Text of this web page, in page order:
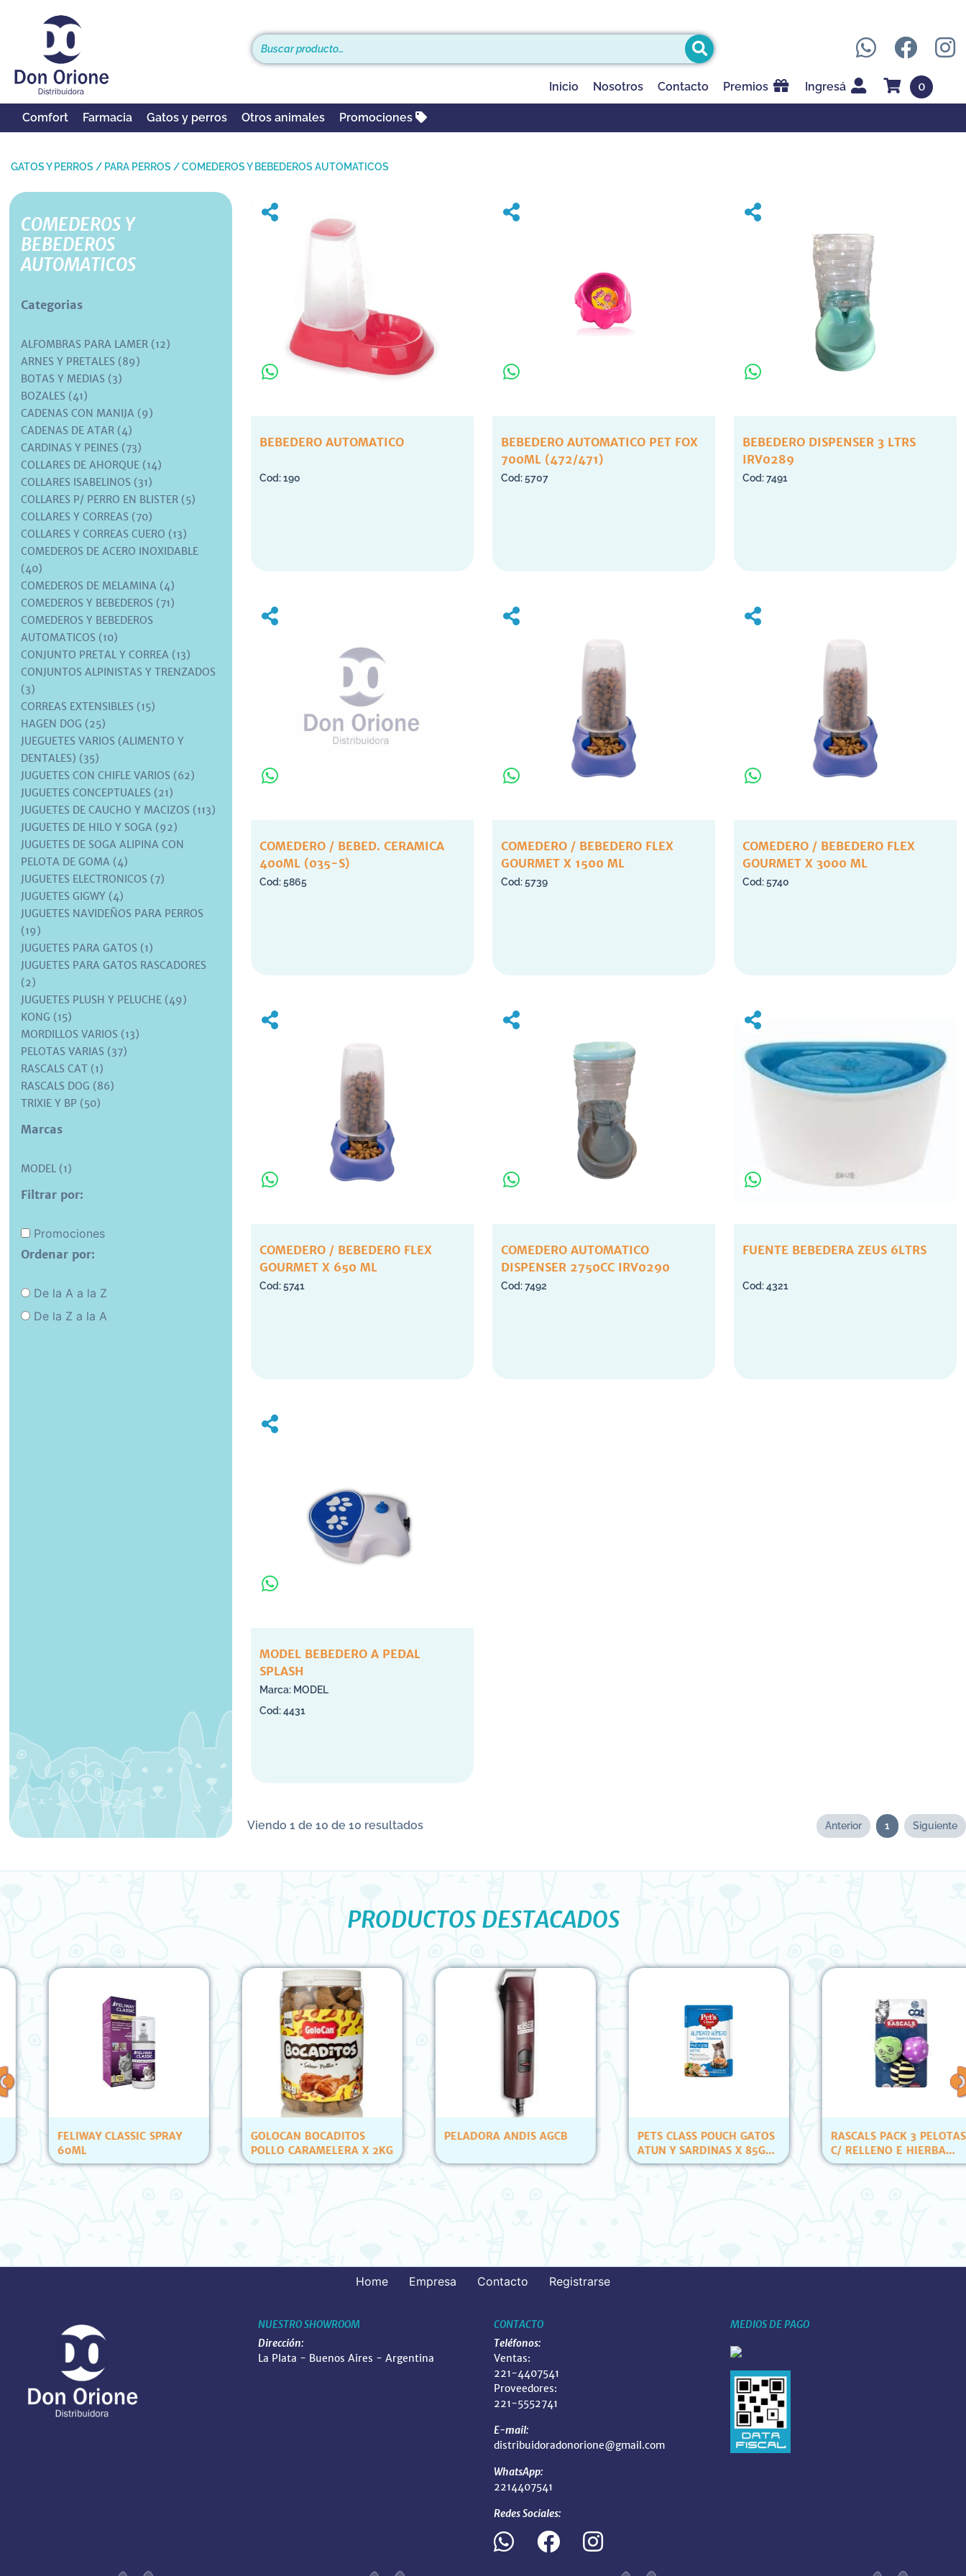
Inicio Nosotros Contacto Premios Ingresá 0
Comfort Farmacia Gatos y perros Otros animales Promociones
GATOS Y PERROS / PARA PERROS /COMEDEROS Y BEBEDEROS AUTOMATICOS
COMEDEROS Y
BEBEDEROS
AUTOMATICOS
Categorias
ALFOMBRAS PARA LAMER (12)
ARNES Y PRETALES (89)
BOTAS Y MEDIAS (3)
BOZALES (41)
CADENAS CON MANIJA (9)
CADENAS DE ATAR (4)
CARDINAS Y PEINES (73)
COLLARES DE AHORQUE (14)
COLLARES ISABELINOS (31)
COLLARES P/ PERRO EN BLISTER (5)
COLLARES Y CORREAS (70)
COLLARES Y CORREAS CUERO (13)
COMEDEROS DE ACERO INOXIDABLE
(40)
COMEDEROS DE MELAMINA (4)
COMEDEROS Y BEBEDEROS (71)
COMEDEROS Y BEBEDEROS
AUTOMATICOS (10)
CONJUNTO PRETAL Y CORREA (13)
CONJUNTOS ALPINISTAS Y TRENZADOS
(3)
CORREAS EXTENSIBLES (15)
HAGEN DOG (25)
JUEGUETES VARIOS (ALIMENTO Y
DENTALES) (35)
JUGUETES CON CHIFLE VARIOS (62)
JUGUETES CONCEPTUALES (21)
JUGUETES DE CAUCHO Y MACIZOS (113)
JUGUETES DE HILO Y SOGA (92)
JUGUETES DE SOGA ALIPINA CON
PELOTA DE GOMA (4)
JUGUETES ELECTRONICOS (7)
JUGUETES GIGWY (4)
JUGUETES NAVIDEÑOS PARA PERROS
(19)
JUGUETES PARA GATOS (1)
JUGUETES PARA GATOS RASCADORES
(2)
JUGUETES PLUSH Y PELUCHE (49)
KONG (15)
MORDILLOS VARIOS (13)
PELOTAS VARIAS (37)
RASCALS CAT (1)
RASCALS DOG (86)
TRIXIE Y BP (50)
Marcas
MODEL (1)
Filtrar por:
Promociones
Ordenar por:
De la A a la Z
De la Z a la A
BEBEDERO AUTOMATICO
190
BEBEDERO AUTOMATICO PET FOX
700ML (472/471)
5707
BEBEDERO DISPENSER 3 LTRS
IRV0289
7491
COMEDERO / BEBED. CERAMICA
400ML (035-S)
5865
COMEDERO / BEBEDERO FLEX
GOURMET X 1500 ML
5739
COMEDERO / BEBEDERO FLEX
GOURMET X 3000 ML
5740
COMEDERO / BEBEDERO FLEX
GOURMET X 650 ML
5741
COMEDERO AUTOMATICO
DISPENSER 2750CC IRV0290
7492
FUENTE BEBEDERA ZEUS 6LTRS
4321
MODEL BEBEDERO A PEDAL
SPLASH
MODEL
4431
Viendo 1 de 10 de 10 resultados Anterior 1 Siguiente
PRODUCTOS DESTACADOS
FELIWAY CLASSIC SPRAY
60ML
GOLOCAN BOCADITOS
POLLO CARAMELERA X 2KG
PELADORA ANDIS AGCB
PETS CLASS POUCH GATOS
ATUN Y SARDINAS X 85GR
(12 UNID)
RASCALS PACK 3 PELOTAS
C/ RELLENO E HIERBA
(YT80007)
Home Empresa Contacto Registrarse
NUESTRO SHOWROOM
Dirección:
La Plata - Buenos Aires - Argentina
CONTACTO
Teléfonos:
Ventas:
221-4407541
Proveedores:
221-5552741
E-mail:
distribuidoradonorione@gmail.com
WhatsApp:
2214407541
Redes Sociales:
MEDIOS DE PAGO